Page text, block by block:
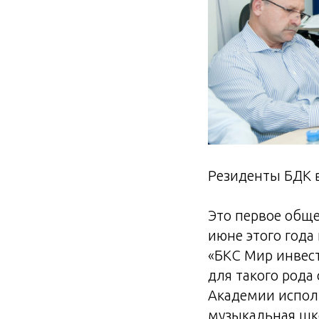
Резиденты БДК
Это первое
июне этого
«БКС Мир
для такого
Академии
музыкальная